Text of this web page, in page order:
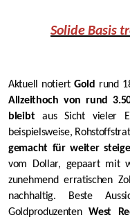
Solide Basis
Aktuell notiertGold rund
Allzeithoch von rund
bleibtaus Sicht vieler
beispielsweise,
gemacht für weiter
vom Dollar, gepaart mit
zunehmend erratischen
nachhaltig. Beste
GoldproduzentenWest